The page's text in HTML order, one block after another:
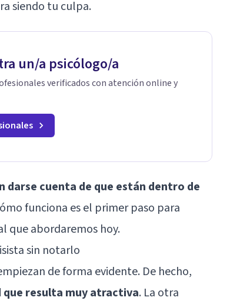
siendo tu culpa.
un/a psicólogo/a
verificados con atención online y
darse cuenta de que están dentro de
funciona es el primer paso para
que abordaremos hoy.
sin notarlo
de forma evidente. De hecho,
que resulta muy atractiva. La otra